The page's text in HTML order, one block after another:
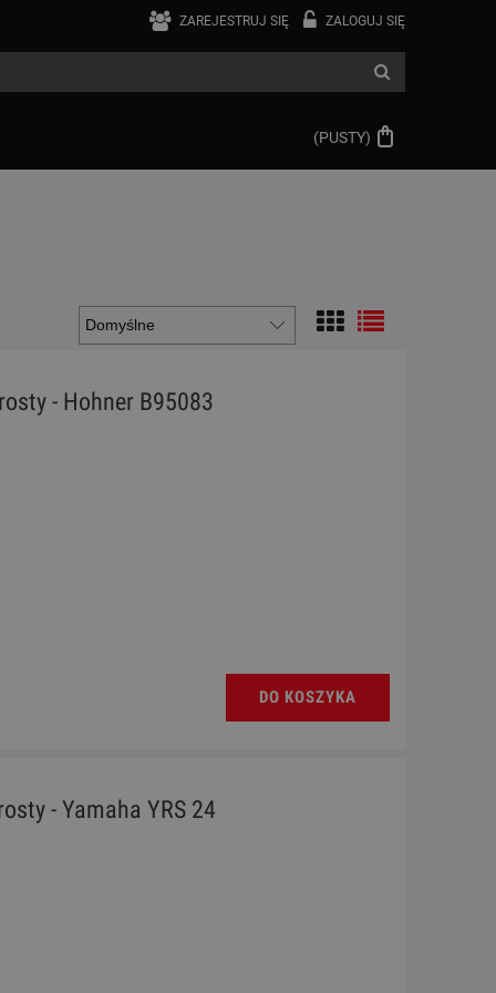
ZAREJESTRUJ SIĘ ZALOGUJ SIĘ
(PUSTY)
- Hohner B95083
DO KOSZYKA
- Yamaha YRS 24